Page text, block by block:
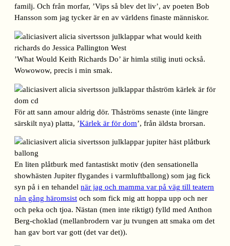
familj. Och från morfar, ’Vips så blev det liv’, av poeten Bob
Hansson som jag tycker är en av världens finaste människor.
’What Would Keith Richards Do’ är himla stilig inuti också.
Wowowow, precis i min smak.
För att sann amour aldrig dör. Thåströms senaste (inte längre
särskilt nya) platta, ’Kärlek är för dom’, från äldsta brorsan.
En liten plåtburk med fantastiskt motiv (den sensationella
showhästen Jupiter flygandes i varmluftballong) som jag fick
syn på i en tehandel när jag och mamma var på väg till teatern
nån gång häromsist och som fick mig att hoppa upp och ner
och peka och tjoa. Nästan (men inte riktigt) fylld med Anthon
Berg-choklad (mellanbrodern var ju tvungen att smaka om det
han gav bort var gott (det var det)).